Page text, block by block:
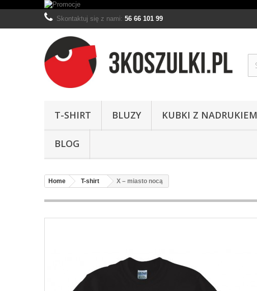
Skontaktuj się z nami: 56 66 101 99
T-SHIRT BLUZY KUBKI Z NADRUKIEM
BLOG
Home T-shirt X – miasto nocą